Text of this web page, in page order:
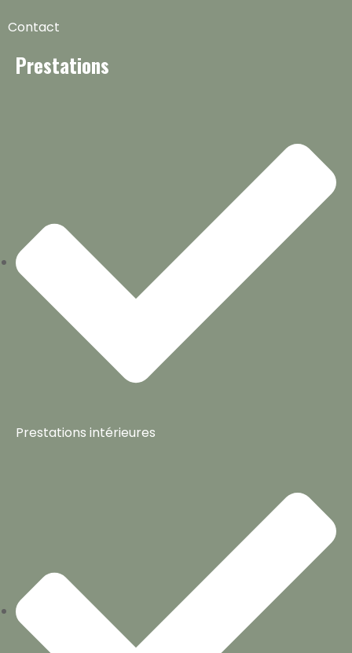
Contact
Prestations
Prestations intérieures